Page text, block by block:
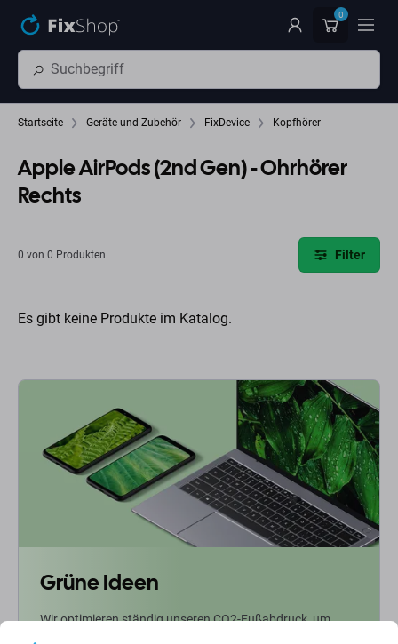
0
Startseite Geräte und Zubehör FixDevice Kopfhörer
Apple AirPods (2nd Gen) - Ohrhörer
Rechts
0 von 0 Produkten Filter
Es gibt keine Produkte im Katalog.
Grüne Ideen
Wir optimieren ständig unseren CO2-Fußabdruck, um